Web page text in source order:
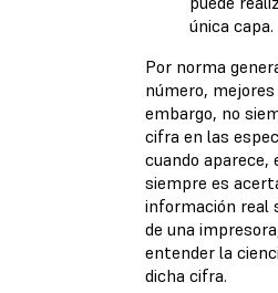
única capa.
Por norma
número,
embargo, no
cifra en las
cuando aparece,
siempre es
información real
de una
entender la
dicha cifra.